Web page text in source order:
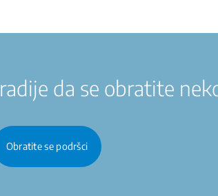
da se obratite
Obratite se podršci